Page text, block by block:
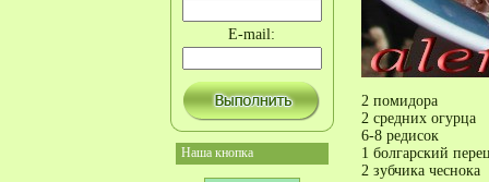
E-mail:
Наша кнопка
2 помидора
2 средних огурца
6-8 редисок
1 болгарский
2 зубчика чеснока